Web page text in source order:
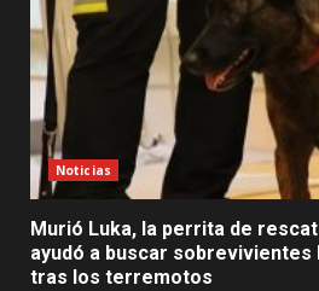
Noticias
Murió Luka, la perrita de
ayudó a buscar
tras los terremotos